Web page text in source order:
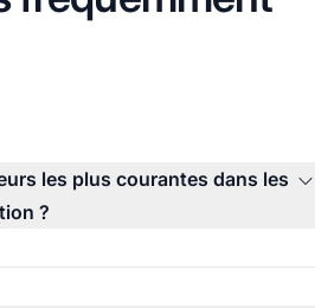
les plus courantes dans les
?